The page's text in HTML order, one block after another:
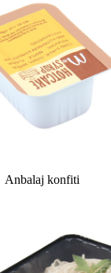
Anbalaj konfiti